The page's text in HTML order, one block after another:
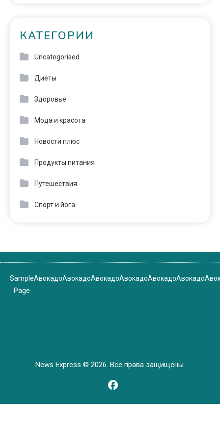
КАТЕГОРИИ
Uncategorised
Диеты
Здоровье
Мода и красота
Новости плюс
Продукты питания
Путешествия
Спорт и йога
Sample
Page
АвокадоАвокадоАвокадоАвокадоАвокадоАвокадо
News Express © 2026. Все права защищены.